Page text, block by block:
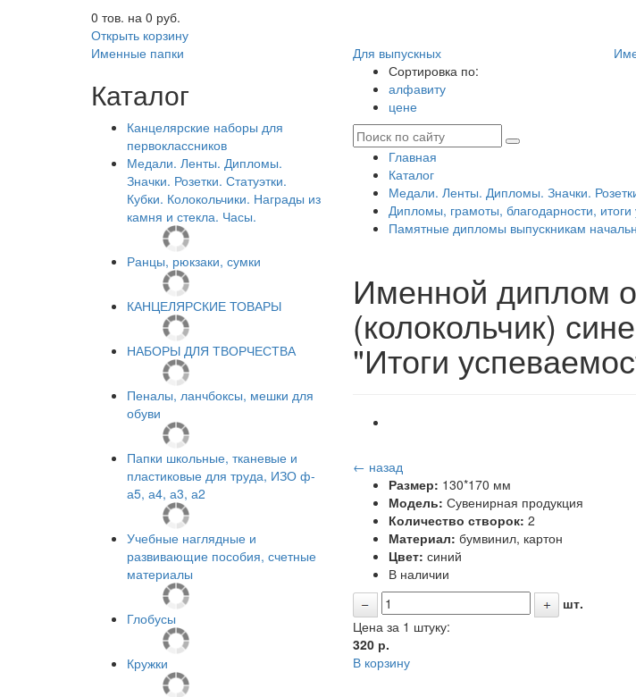
0 тов. на 0 руб.
Открыть корзину
Именные папки
Для выпускных
Каталог
Канцелярские наборы для
первоклассников
Медали. Ленты. Дипломы.
Значки. Розетки. Статуэтки.
Кубки. Колокольчики. Награды из
камня и стекла. Часы.
Ранцы, рюкзаки, сумки
КАНЦЕЛЯРСКИЕ ТОВАРЫ
НАБОРЫ ДЛЯ ТВОРЧЕСТВА
Пеналы, ланчбоксы, мешки для
обуви
Папки школьные, тканевые и
пластиковые для труда, ИЗО ф-
а5, а4, а3, а2
Учебные наглядные и
развивающие пособия, счетные
материалы
Глобусы
Кружки
Сортировка по:
алфавиту
цене
Главная
Каталог
Медали. Ленты. Дипломы. Значки.
Дипломы, грамоты, благодарности, итоги
Памятные дипломы выпускникам
Именной диплом
(колокольчик)
"Итоги
← назад
Размер: 130*170 мм
Модель: Сувенирная продукция
Количество створок: 2
Материал: бумвинил, картон
Цвет: синий
В наличии
шт.
Цена за 1 штуку:
320р.
В корзину